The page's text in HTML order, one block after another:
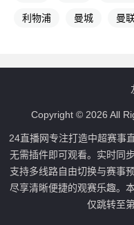
利物浦 曼城 曼
Copyright © 2026 All
24直播网专注打造中超赛事
无需插件即可观看。实时同
支持多线路自由切换与赛事
尽享清晰便捷的观赛乐趣。
仅跳转至